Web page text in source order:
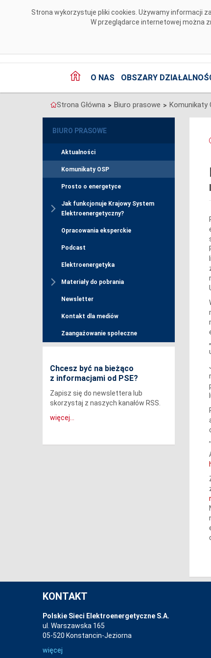
Strona wykorzystuje pliki cookies. Używamy informacji
W przeglądarce internetowej można
O NAS OBSZARY
Strona Główna > Biuro prasowe > Komunikaty
BIURO PRASOWE
Aktualności
Komunikaty OSP
Prosto o energetyce
Jak funkcjonuje Krajowy System
Elektroenergetyczny?
Opracowania eksperckie
Podcast
Elektroenergetyka
Materiały do pobrania
Newsletter
Kontakt dla mediów
Zaangażowanie społeczne
Chcesz być na bieżąco
z informacjami od PSE?
Zapisz się do newslettera lub
skorzystaj z naszych kanałów RSS.
więcej...
KONTAKT
Polskie Sieci Elektroenergetyczne S.A.
ul. Warszawska 165
05-520 Konstancin-Jeziorna
więcej